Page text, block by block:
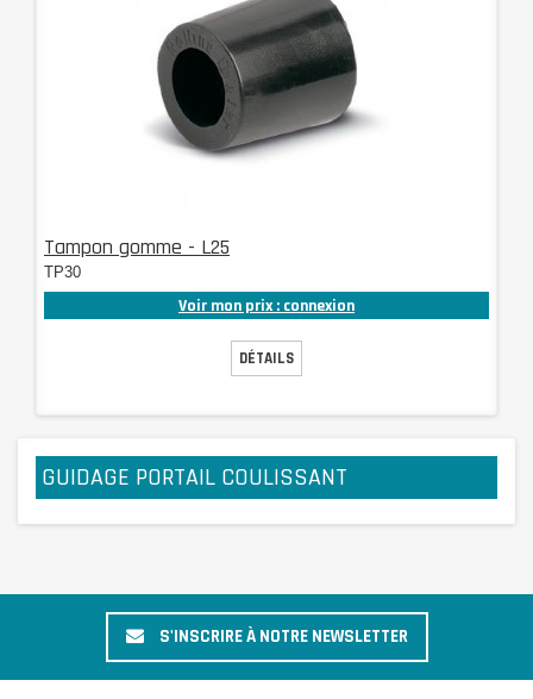
Tampon gomme - L25
TP30
Voir mon prix : connexion
DÉTAILS
GUIDAGE PORTAIL COULISSANT
S'INSCRIRE À NOTRE NEWSLETTER